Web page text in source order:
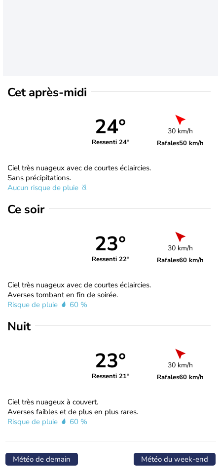
Cet après-midi
24°
Ressenti 24°
30 km/h
Rafales50 km/h
Ciel très nuageux avec de courtes éclaircies.
Sans précipitations.
Aucun risque de pluie
Ce soir
23°
Ressenti 22°
30 km/h
Rafales60 km/h
Ciel très nuageux avec de courtes éclaircies.
Averses tombant en fin de soirée.
Risque de pluie
60 %
Nuit
23°
Ressenti 21°
30 km/h
Rafales60 km/h
Ciel très nuageux à couvert.
Averses faibles et de plus en plus rares.
Risque de pluie
60 %
Météo de demain Météo du week-end